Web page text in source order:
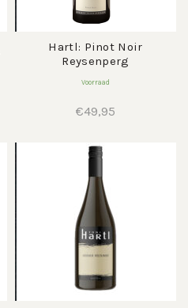
Hartl: Pinot Noir
Reysenperg
Voorraad
€49,95